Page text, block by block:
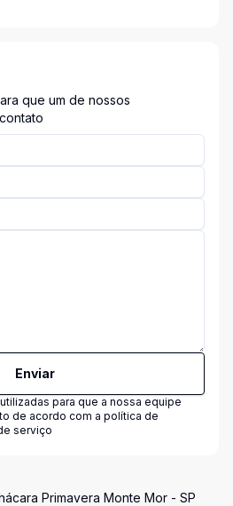
que um de nossos
Enviar
para que a nossa equipe
de acordo com a política de
serviço
Primavera Monte Mor - SP